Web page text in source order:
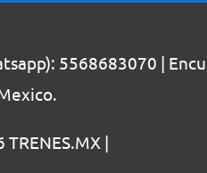
5568683070 |
TRENES.MX |